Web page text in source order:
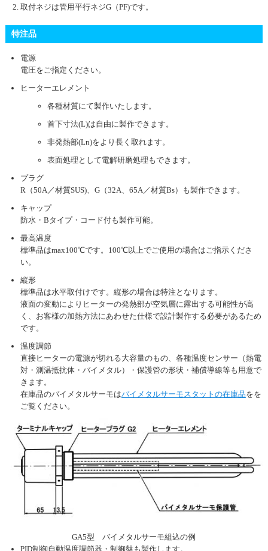
取付ネジは管用平行ネジG（PF)です。
特注品
電源
電圧をご指定ください。
ヒーターエレメント
各種材質にて製作いたします。
首下寸法(L)は自由に製作できます。
非発熱部(Ln)をより長く取れます。
表面処理として電解研磨処理もできます。
プラグ
R（50A／材質SUS)、G（32A、65A／材質Bs）も製作できます。
キャップ
防水・Bタイプ・コード付も製作可能。
最高温度
標準品はmax100℃です。100℃以上でご使用の場合はご指示くださ
い。
縦形
標準品は水平取付けです。縦形の場合は特注となります。
液面の変動によりヒーターの発熱部が空気層に露出する可能性が高
く、お客様の加熱方法にあわせた仕様で設計製作する必要があるため
です。
温度調節
直接ヒーターの電源が切れる大容量のもの、各種温度センサー（熱電
対・測温抵抗体・バイメタル）・保護管の形状・補償導線等も用意で
きます。
在庫品のバイメタルサーモはバイメタルサーモスタットの在庫品をを
ご覧ください。
GA5型 バイメタルサーモ組込の例
PID制御自動温度調節器・制御盤も製作します。